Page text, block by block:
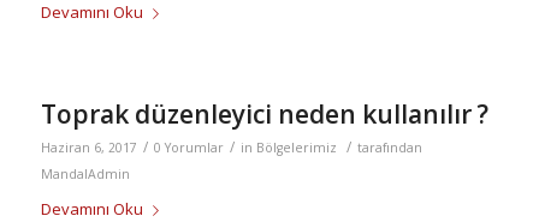
Devamını Oku
Toprak düzenleyici neden kullanılır ?
Haziran 6, 2017 / 0 Yorumlar / in Bölgelerimiz / tarafından
MandalAdmin
Devamını Oku